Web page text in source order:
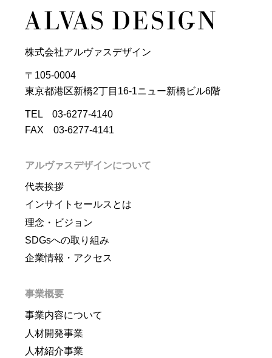
株式会社アルヴァスデザイン
〒105-0004
東京都港区新橋2丁目16-1ニュー新橋ビル6階
TEL 03-6277-4140
FAX 03-6277-4141
アルヴァスデザインについて
代表挨拶
インサイトセールスとは
理念・ビジョン
SDGsへの取り組み
企業情報・アクセス
事業概要
事業内容について
人材開発事業
人材紹介事業